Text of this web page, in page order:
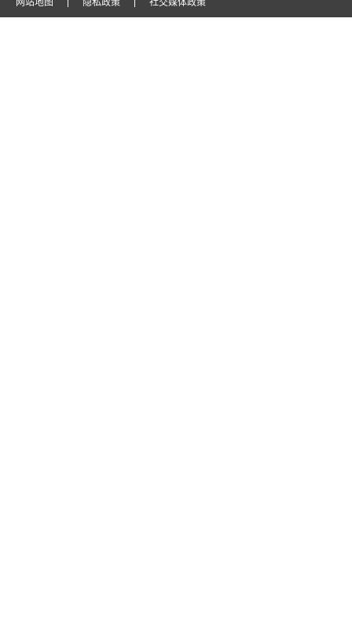
网站地图 隐私政策 社交媒体政策